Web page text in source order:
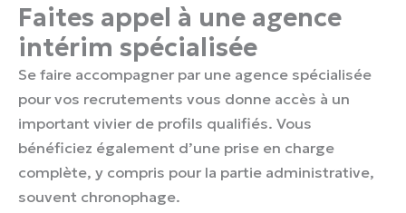
Faites appel à une agence
intérim spécialisée
Se faire accompagner par une agence spécialisée
pour vos recrutements vous donne accès à un
important vivier de profils qualifiés. Vous
bénéficiez également d’une prise en charge
complète, y compris pour la partie administrative,
souvent chronophage.